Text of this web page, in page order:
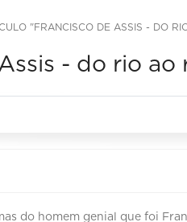
"FRANCISCO DE ASSIS - DO
- do rio ao
do homem genial que foi